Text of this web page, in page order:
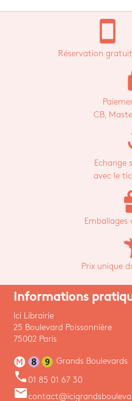
stay_current_portrait
Réservation
CB,
Echange
avec le
Emballages
Prix unique
Informations
Ici Librairie
25 Boulevard Poissonnière
75002 Paris
Grands Boulevards
phone 01 85 01 67 30
email